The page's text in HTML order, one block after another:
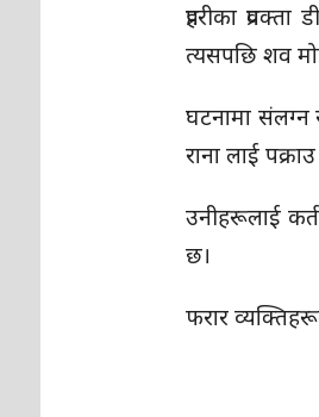
प्रहरीका
त्यसपछि शव
घटनामा संलग्न
राना लाई
उनीहरूलाई
छ।
फरार